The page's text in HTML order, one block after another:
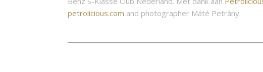
petrolicious.com and photographer Máté Petrány.